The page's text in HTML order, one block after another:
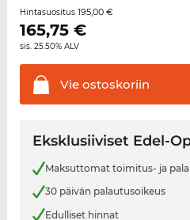
Hintasuositus 195,00 €
165,75€
sis. 25.50% ALV
Vieostoskoriin
Eksklusiiviset Edel-
Maksuttomat toimitus- ja
30 päivän palautusoikeus
Edulliset hinnat